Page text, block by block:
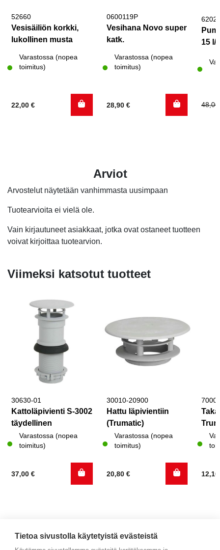
52660
Vesisäiliön korkki,
lukollinen musta
Varastossa (nopea
toimitus)
22,00 €
0600119P
Vesihana Novo super
katk.
Varastossa (nopea
toimitus)
28,90 €
15 l/
Arviot
Arvostelut näytetään vanhimmasta uusimpaan
Tuotearvioita ei vielä ole.
Vain kirjautuneet asiakkaat, jotka ovat ostaneet tuotteen
voivat kirjoittaa tuotearvion.
Viimeksi katsotut tuotteet
30630-01
Kattoläpivienti S-3002
täydellinen
Varastossa (nopea
toimitus)
37,00 €
30010-20900
Hattu läpivientiin
(Trumatic)
Varastossa (nopea
toimitus)
20,80 €
Tietoa sivustolla käytetyistä evästeistä